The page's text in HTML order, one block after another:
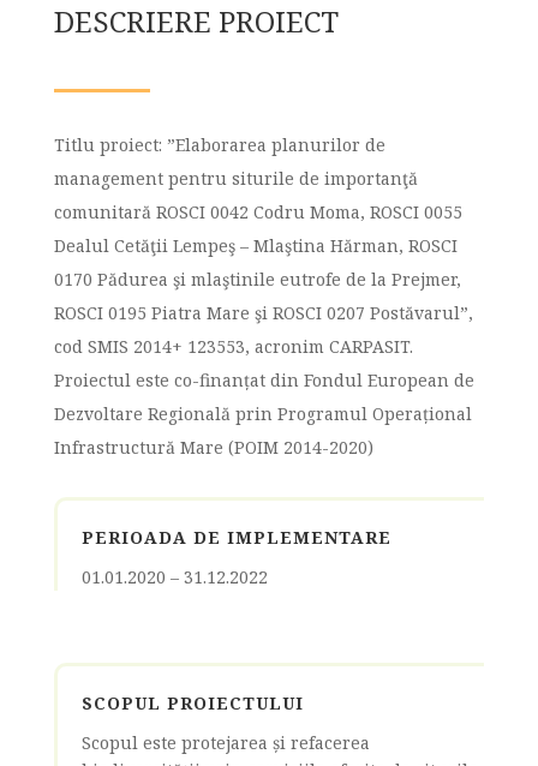
DESCRIERE PROIECT
Titlu proiect: ”Elaborarea planurilor de
management pentru siturile de importanţă
comunitară ROSCI 0042 Codru Moma, ROSCI 0055
Dealul Cetăţii Lempeş – Mlaştina Hărman, ROSCI
0170 Pădurea şi mlaştinile eutrofe de la Prejmer,
ROSCI 0195 Piatra Mare şi ROSCI 0207 Postăvarul”,
cod SMIS 2014+ 123553, acronim CARPASIT.
Proiectul este co-finanțat din Fondul European de
Dezvoltare Regională prin Programul Operațional
Infrastructură Mare (POIM 2014-2020)
PERIOADA DE IMPLEMENTARE
01.01.2020 – 31.12.2022
SCOPUL PROIECTULUI
Scopul este protejarea și refacerea